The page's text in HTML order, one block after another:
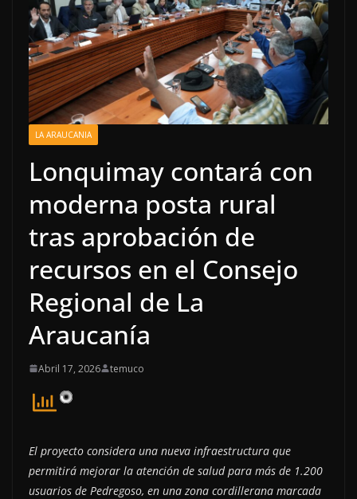
LA ARAUCANIA
Lonquimay contará con
moderna posta rural
tras aprobación de
recursos en el Consejo
Regional de La
Araucanía
Abril 17, 2026 temuco
El proyecto considera una nueva infraestructura que
permitirá mejorar la atención de salud para más de 1.200
usuarios de Pedregoso, en una zona cordillerana marcada